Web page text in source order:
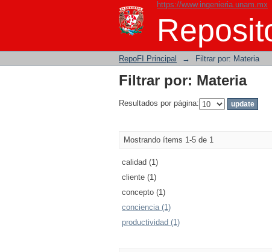
https://www.ingenieria.unam.mx
Filtrar por: Materia
RepoFI Principal → Filtrar por: Materia
Filtrar por: Materia
Resultados por página:
Mostrando ítems 1-5 de 1
calidad (1)
cliente (1)
concepto (1)
conciencia (1)
productividad (1)